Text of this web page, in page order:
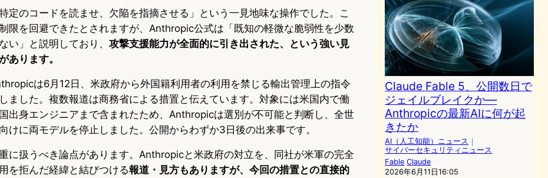
定のコードを読ませ、欠陥を指摘させる」という一見地味な操作でした。こ
限を回避できたとされますが、Anthropic公式は「既知の軽微な脆弱性を少数
い」と説明しており、 攻撃支援能力が全面的に引き出された、という強い見
あります。
は6月12日、米政府から外国籍利用者の利用を禁じる輸出管理上の指令
ました。複数報道は商務省による措置と伝えています。対象には米国内で働
出身エンジニアまで含まれたため、Anthropicは選別が不可能と判断し、全世
けに両モデルを停止しました。公開からわずか3日後の出来事です。
に扱うべき論点があります。Anthropicと米政府の対立を、同社が米軍の完全
を拒んだ経緯と結びつける報道・見方もありますが、今回の措置との直接的
Claude Fable 5、公開数日で
ジェイルブレイクか—
Anthropicの最新AIに何が起
きたか
AI（人工知能）ニュース ｜
サイバーセキュリティニュース
Fable Claude
2026年6月11日16:05